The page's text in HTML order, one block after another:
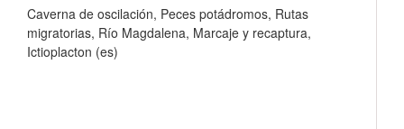
Caverna de oscilación, Peces potádromos, Rutas
migratorias, Río Magdalena, Marcaje y recaptura,
Ictioplacton (es)